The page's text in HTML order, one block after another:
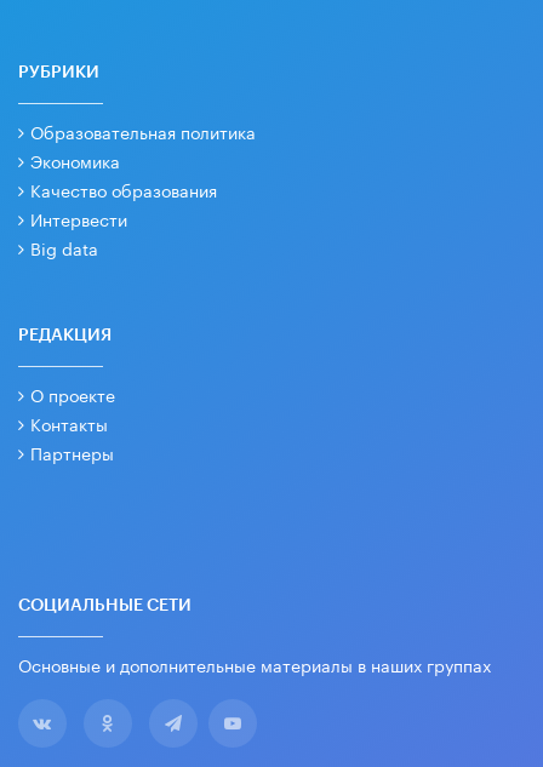
РУБРИКИ
Образовательная политика
Экономика
Качество образования
Интервести
Big data
РЕДАКЦИЯ
О проекте
Контакты
Партнеры
СОЦИАЛЬНЫЕ СЕТИ
Основные и дополнительные материалы в наших группах